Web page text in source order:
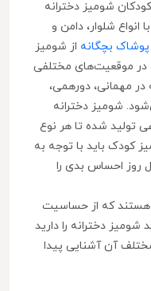
شومیز دخترانه
شلوار، دامن و
بچگانه از شومیز
در موقعیت‌های مختلفی
در مهمانی، دورهمی،
شومیز دخترانه
تولید شده تا هر نوع
کودک باید با توجه به
روز احساس بدی را
هستند که از حساسیت
دخترانه را دارید
آن آشنایی پیدا